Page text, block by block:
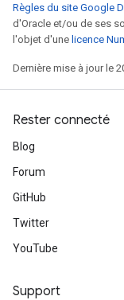
Règles du site Google
d'Oracle et/ou de ses
l'objet d'une licence
Dernière mise à jour le
Rester connecté
Blog
Forum
GitHub
Twitter
YouTube
Support